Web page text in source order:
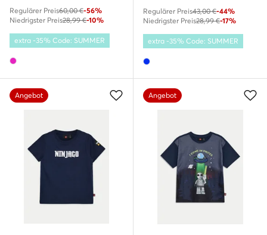
Regulärer Preis60,00 €-56%
Niedrigster Preis28,99 €-10%
extra -35% Code: SUMMER
Regulärer Preis43,00 €-44%
Niedrigster Preis28,99 €-17%
extra -35% Code: SUMMER
Angebot Angebot